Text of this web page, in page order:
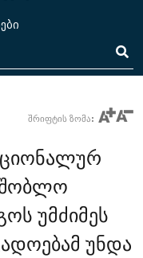
შრიფტის ზომა:
უმძიმეს
უნდა